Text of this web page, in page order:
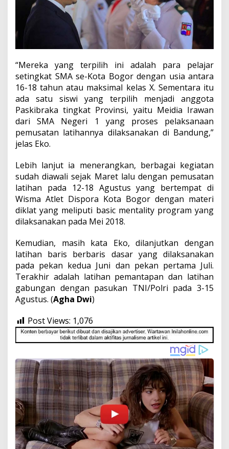
“Mereka yang terpilih ini adalah para pelajar
setingkat SMA se-Kota Bogor dengan usia antara
16-18 tahun atau maksimal kelas X. Sementara itu
ada satu siswi yang terpilih menjadi anggota
Paskibraka tingkat Provinsi, yaitu Meidia Irawan
dari SMA Negeri 1 yang proses pelaksanaan
pemusatan latihannya dilaksanakan di Bandung,”
jelas Eko.
Lebih lanjut ia menerangkan, berbagai kegiatan
sudah diawali sejak Maret lalu dengan pemusatan
latihan pada 12-18 Agustus yang bertempat di
Wisma Atlet Dispora Kota Bogor dengan materi
diklat yang meliputi basic mentality program yang
dilaksanakan pada Mei 2018.
Kemudian, masih kata Eko, dilanjutkan dengan
latihan baris berbaris dasar yang dilaksanakan
pada pekan kedua Juni dan pekan pertama Juli.
Terakhir adalah latihan pemantapan dan latihan
gabungan dengan pasukan TNI/Polri pada 3-15
Agustus. (Agha Dwi)
Post Views: 1,076